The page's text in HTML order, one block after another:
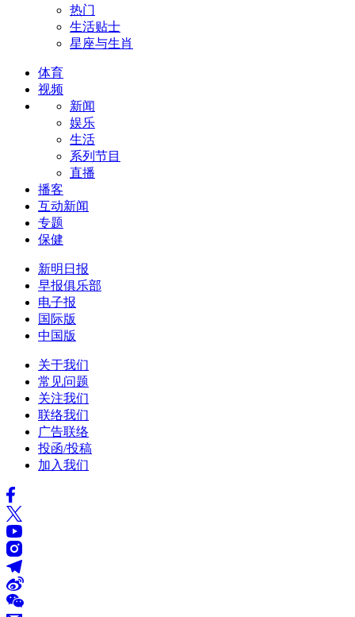
热门
生活贴士
星座与生肖
体育
视频
新闻
娱乐
生活
系列节目
直播
播客
互动新闻
专题
保健
新明日报
早报俱乐部
电子报
国际版
中国版
关于我们
常见问题
关注我们
联络我们
广告联络
投函/投稿
加入我们